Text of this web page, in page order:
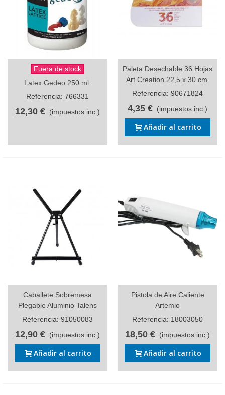
Fuera de stock
Latex Gedeo 250 ml.
Referencia: 766331
12,30 € (impuestos inc.)
Paleta Desechable 36 Hojas
Art Creation 22,5 x 30 cm.
Referencia: 90671824
4,35 € (impuestos inc.)
Añadir al carrito
Caballete Sobremesa
Plegable Aluminio Talens
Referencia: 91050083
12,90 € (impuestos inc.)
Añadir al carrito
Pistola de Aire Caliente
Artemio
Referencia: 18003050
18,50 € (impuestos inc.)
Añadir al carrito